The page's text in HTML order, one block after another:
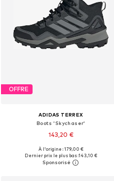
OFFRE
ADIDAS TERREX
Boots 'Skychaser'
143,20 €
Disponible en plusieurs tailles
Ajouter au panier
À l'origine : 179,00 €
Dernier prix le plus bas :143,10 €